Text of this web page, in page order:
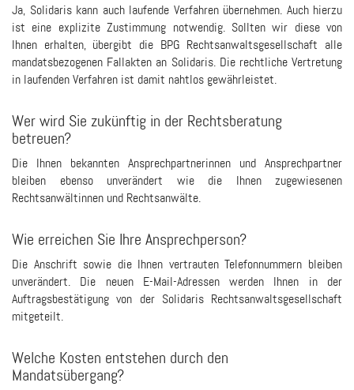
Ja, Solidaris kann auch laufende Verfahren übernehmen. Auch hierzu
ist eine explizite Zustimmung notwendig. Sollten wir diese von
Ihnen erhalten, übergibt die BPG Rechtsanwaltsgesellschaft alle
mandatsbezogenen Fallakten an Solidaris. Die rechtliche Vertretung
in laufenden Verfahren ist damit nahtlos gewährleistet.
Wer wird Sie zukünftig in der Rechtsberatung
betreuen?
Die Ihnen bekannten Ansprechpartnerinnen und Ansprechpartner
bleiben ebenso unverändert wie die Ihnen zugewiesenen
Rechtsanwältinnen und Rechtsanwälte.
Wie erreichen Sie Ihre Ansprechperson?
Die Anschrift sowie die Ihnen vertrauten Telefonnummern bleiben
unverändert. Die neuen E-Mail-Adressen werden Ihnen in der
Auftragsbestätigung von der Solidaris Rechtsanwaltsgesellschaft
mitgeteilt.
Welche Kosten entstehen durch den
Mandatsübergang?